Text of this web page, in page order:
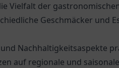
Vielfalt der
Geschmäcker und
Nachhaltigkeitsaspekte
auf regionale und